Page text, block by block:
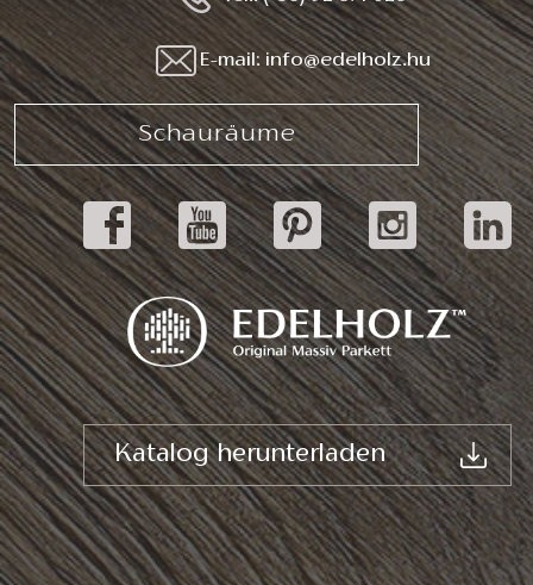
E-mail: info@edelholz.hu
Schauräume
Katalog herunterladen